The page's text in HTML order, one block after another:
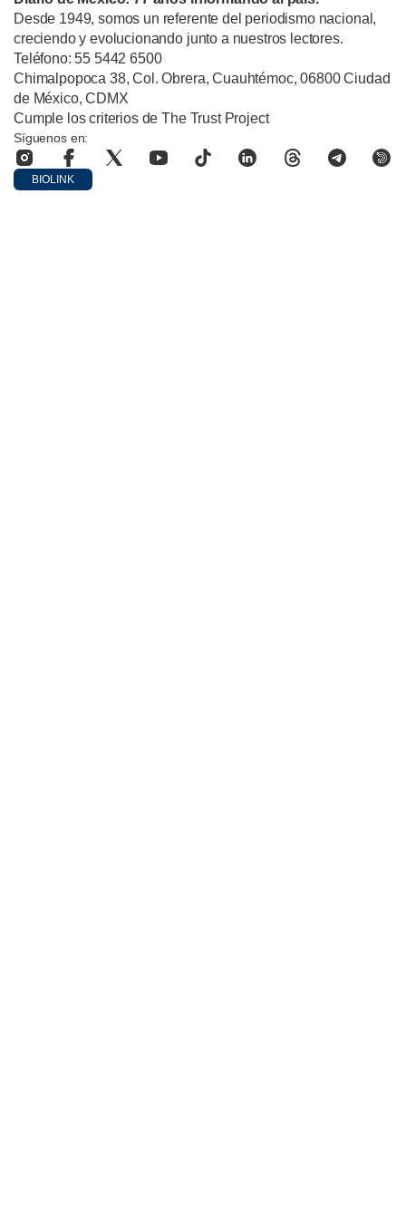
Desde 1949, somos un referente del periodismo nacional,
creciendo y evolucionando junto a nuestros lectores.
Teléfono: 55 5442 6500
Chimalpopoca 38, Col. Obrera, Cuauhtémoc, 06800 Ciudad
de México, CDMX
Cumple los criterios de The Trust Project
Síguenos en:
BIOLINK